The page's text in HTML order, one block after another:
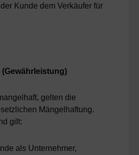
Kunde dem Verkäufer für
gelten die
Mängelhaftung.
gilt:
als Unternehmer,